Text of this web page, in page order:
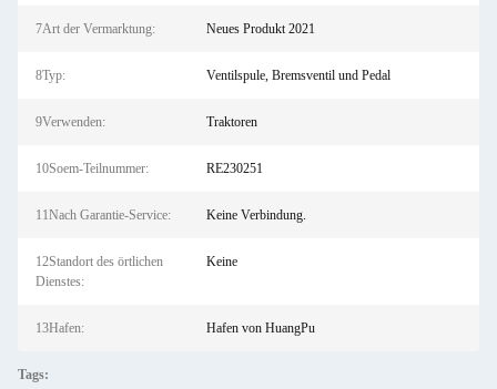
7Art der Vermarktung: Neues Produkt 2021
8Typ: Ventilspule, Bremsventil und Pedal
9Verwenden: Traktoren
10Soem-Teilnummer: RE230251
11Nach Garantie-Service: Keine Verbindung.
12Standort des örtlichen
Dienstes:
Keine
13Hafen: Hafen von HuangPu
Tags: